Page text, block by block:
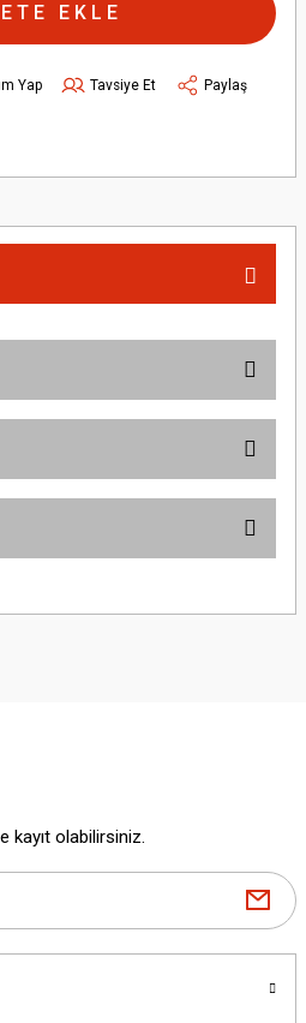
EKLE
Yap Tavsiye Et
Paylaş
formunu kullanarak tarafımıza
olmalı.
kayıt olabilirsiniz.